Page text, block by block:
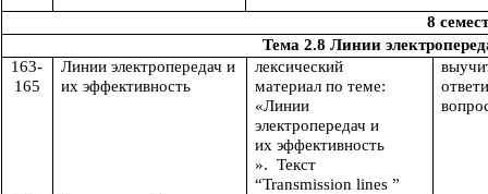
8
Тема 2.8 Линии
163-
165
Линии электропередач и
их эффективность
лексический
материал по теме:
«Линии
электропередач и
их эффективность
». Текст
“Transmission lines ”